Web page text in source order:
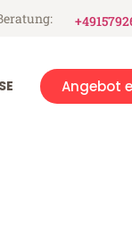
Angebot